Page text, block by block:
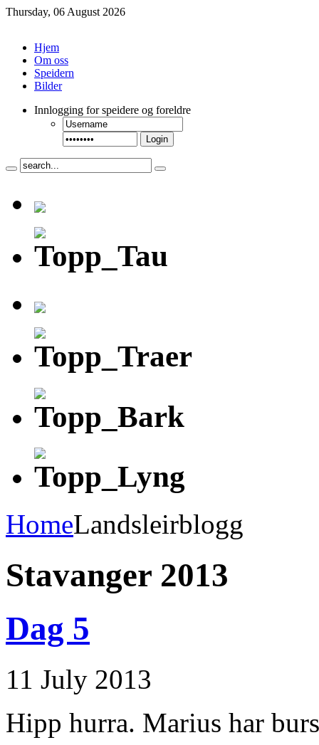
Thursday, 06 August 2026
Hjem
Om oss
Speidern
Bilder
Innlogging for speidere og foreldre
Login
HomeLandsleirblogg
Stavanger 2013
Dag 5
11 July 2013
Hipp hurra. Marius har